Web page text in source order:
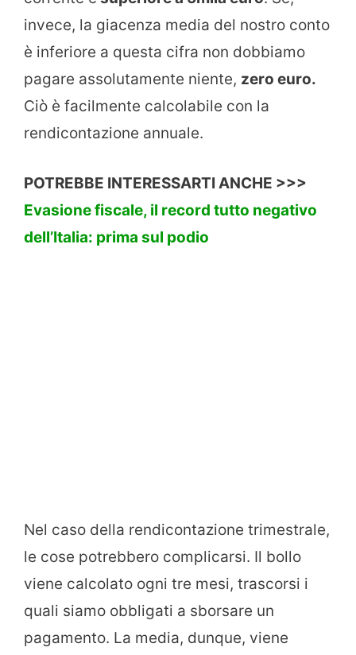
invece, la giacenza media del nostro conto
è inferiore a questa cifra non dobbiamo
pagare assolutamente niente, zero euro.
Ciò è facilmente calcolabile con la
rendicontazione annuale.
POTREBBE INTERESSARTI ANCHE >>>
Evasione fiscale, il record tutto negativo
dell’Italia: prima sul podio
Nel caso della rendicontazione trimestrale,
le cose potrebbero complicarsi. Il bollo
viene calcolato ogni tre mesi, trascorsi i
quali siamo obbligati a sborsare un
pagamento. La media, dunque, viene